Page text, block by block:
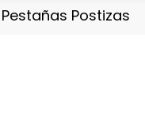
Postizas